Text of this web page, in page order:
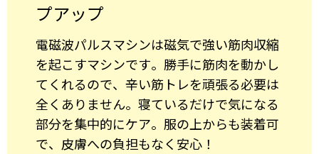
プアップ
電磁波パルスマシンは磁気で強い筋肉収縮
を起こすマシンです。勝手に筋肉を動かし
てくれるので、辛い筋トレを頑張る必要は
全くありません。寝ているだけで気になる
部分を集中的にケア。服の上からも装着可
で、皮膚への負担もなく安心！